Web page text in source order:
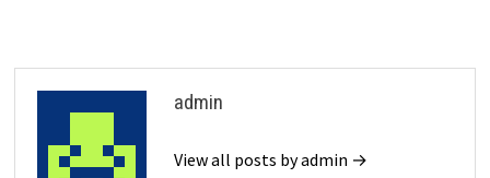
admin
View all posts by admin →